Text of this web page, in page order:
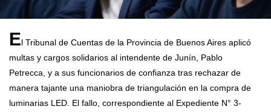
El Tribunal de Cuentas de la Provincia de Buenos Aires aplicó
multas y cargos solidarios al intendente de Junín, Pablo
Petrecca, y a sus funcionarios de confianza tras rechazar de
manera tajante una maniobra de triangulación en la compra de
luminarias LED. El fallo, correspondiente al Expediente N° 3-